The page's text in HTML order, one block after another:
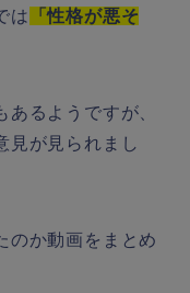
は 「性格が悪そ
るようですが、
見が見られまし
のか動画をまとめ